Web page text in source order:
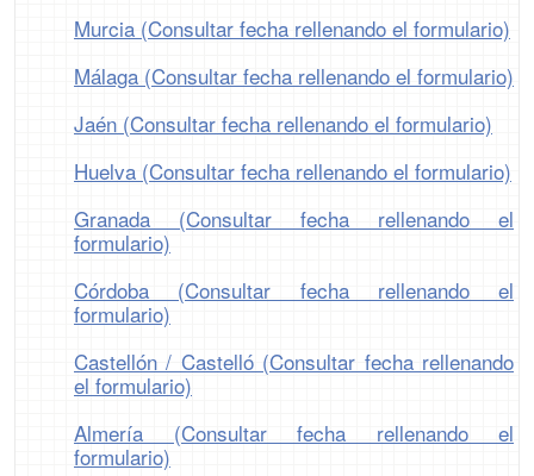
Murcia (Consultar fecha rellenando el formulario)
Málaga (Consultar fecha rellenando el formulario)
Jaén (Consultar fecha rellenando el formulario)
Huelva (Consultar fecha rellenando el formulario)
Granada (Consultar fecha rellenando el
formulario)
Córdoba (Consultar fecha rellenando el
formulario)
Castellón / Castelló (Consultar fecha rellenando
el formulario)
Almería (Consultar fecha rellenando el
formulario)